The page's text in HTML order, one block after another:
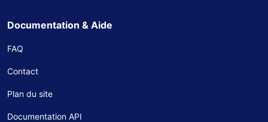
Documentation & Aide
FAQ
Contact
Plan du site
Documentation API